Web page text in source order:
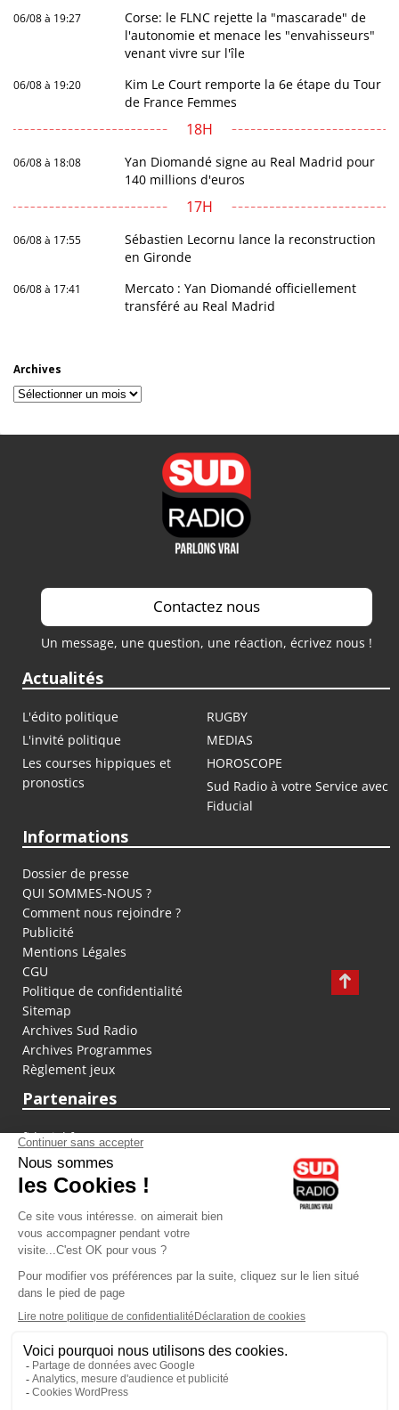
06/08 à 19:27
Corse: le FLNC rejette la "mascarade" de
l'autonomie et menace les "envahisseurs"
venant vivre sur l'île
06/08 à 19:20
Kim Le Court remporte la 6e étape du Tour
de France Femmes
18H
06/08 à 18:08
Yan Diomandé signe au Real Madrid pour
140 millions d'euros
17H
06/08 à 17:55
Sébastien Lecornu lance la reconstruction
en Gironde
06/08 à 17:41
Mercato : Yan Diomandé officiellement
transféré au Real Madrid
Archives
Archives
Contactez nous
Un message, une question, une réaction, écrivez nous !
Actualités
L'édito politique
RUGBY
L'invité politique
MEDIAS
Les courses hippiques et
pronostics
HOROSCOPE
Sud Radio à votre Service avec
Fiducial
Informations
Dossier de presse
QUI SOMMES-NOUS ?
Comment nous rejoindre ?
Publicité
Mentions Légales
CGU
Politique de confidentialité
Sitemap
Archives Sud Radio
Archives Programmes
Règlement jeux
Partenaires
fiducial.fr
lyoncapitale.fr
olympique-et-lyonnais.com
L'application Iphone / Android
Téléchargez l'application
Les cookies
Gestion des cookies
Crédit photos : ©Sud Radio / Pierre Olivier